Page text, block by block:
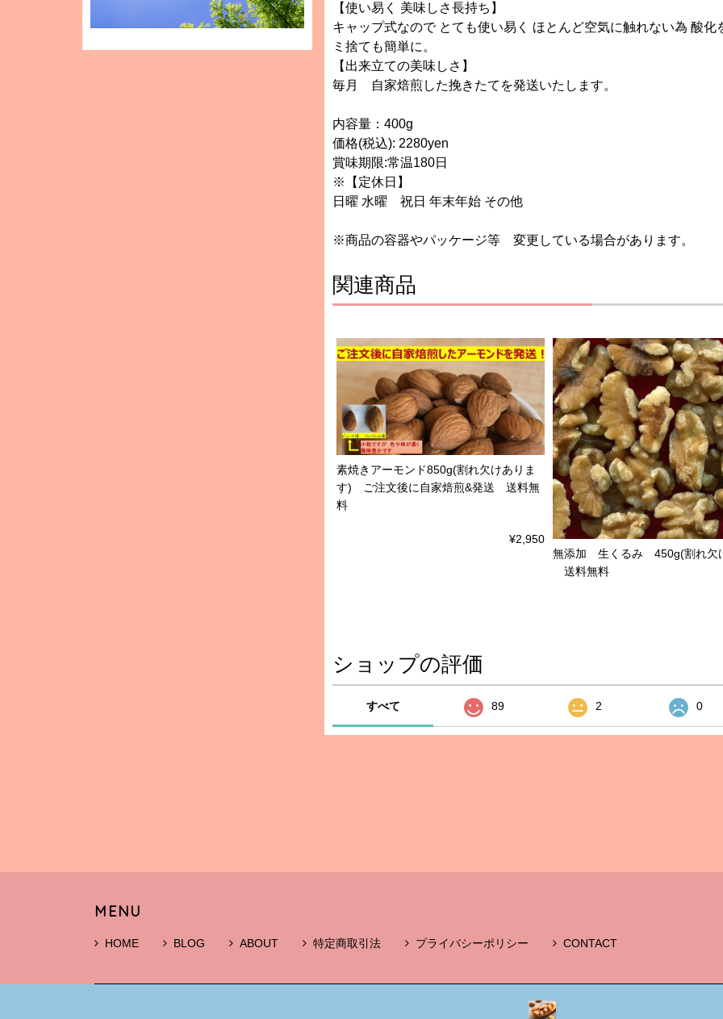
【使い易く 美味しさ長持ち】
キャップ式なので とても使い易く ほとんど空気に触れない為 酸
ミ捨ても簡単に。
【出来立ての美味しさ】
毎月 自家焙煎した挽きたてを発送いたします。
内容量：400g
価格(税込): 2280yen
賞味期限:常温180日
※【定休日】
日曜 水曜 祝日 年末年始 その他
※商品の容器やパッケージ等 変更している場合があります。
関連商品
素焼きアーモンド850g(割れ欠けありま
す) ご注文後に自家焙煎&発送 送料無
料
¥2,950
無添加 生くるみ 450g(割れ欠
送料無料
ショップの評価
すべて 89 2 0
MENU
HOME BLOG ABOUT 特定商取引法 プライバシーポリシー CONTACT